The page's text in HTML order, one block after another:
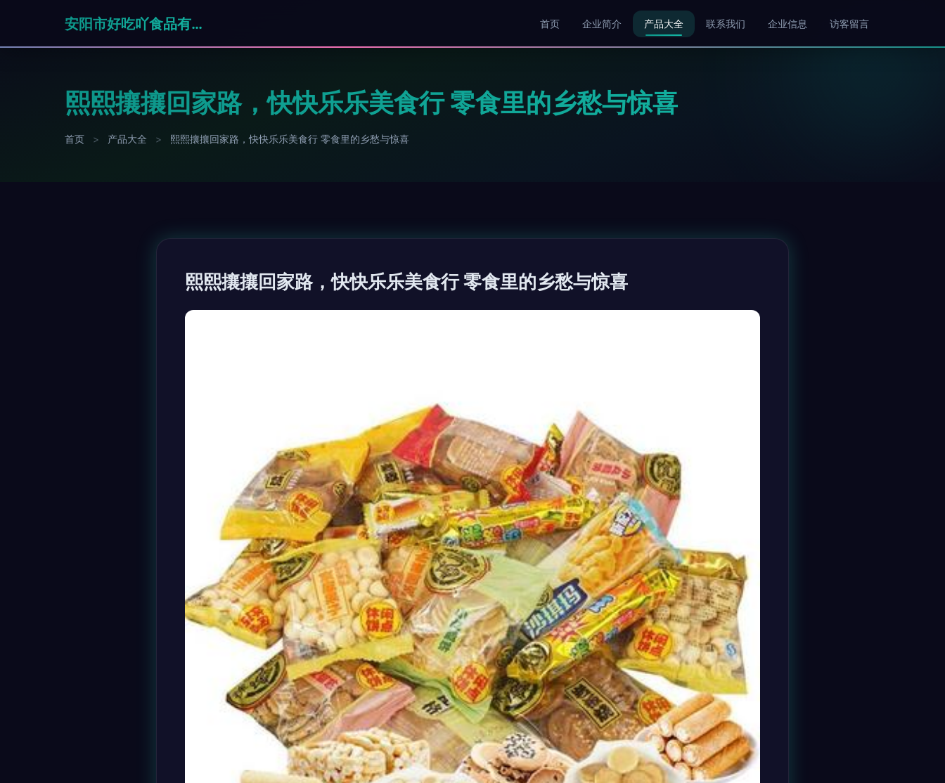
安阳市好吃吖食品有限公司 首页 企业简介 产品大全 联系我们 企业信息 访客留言
熙熙攘攘回家路，快快乐乐美食行 零食里的乡愁与惊喜
首页 > 产品大全 > 熙熙攘攘回家路，快快乐乐美食行 零食里的乡愁与惊喜
熙熙攘攘回家路，快快乐乐美食行 零食里的乡愁与惊喜